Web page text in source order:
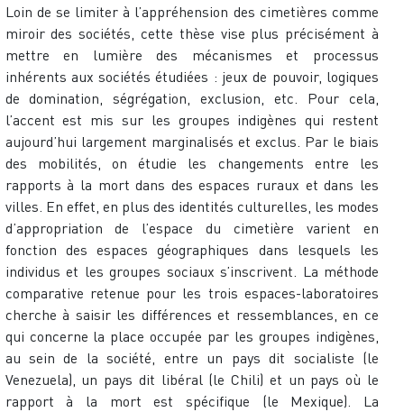
Loin de se limiter à l’appréhension des cimetières comme
miroir des sociétés, cette thèse vise plus précisément à
mettre en lumière des mécanismes et processus
inhérents aux sociétés étudiées : jeux de pouvoir, logiques
de domination, ségrégation, exclusion, etc. Pour cela,
l’accent est mis sur les groupes indigènes qui restent
aujourd’hui largement marginalisés et exclus. Par le biais
des mobilités, on étudie les changements entre les
rapports à la mort dans des espaces ruraux et dans les
villes. En effet, en plus des identités culturelles, les modes
d’appropriation de l’espace du cimetière varient en
fonction des espaces géographiques dans lesquels les
individus et les groupes sociaux s’inscrivent. La méthode
comparative retenue pour les trois espaces-laboratoires
cherche à saisir les différences et ressemblances, en ce
qui concerne la place occupée par les groupes indigènes,
au sein de la société, entre un pays dit socialiste (le
Venezuela), un pays dit libéral (le Chili) et un pays où le
rapport à la mort est spécifique (le Mexique). La